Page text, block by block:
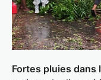
Fortes pluies dans